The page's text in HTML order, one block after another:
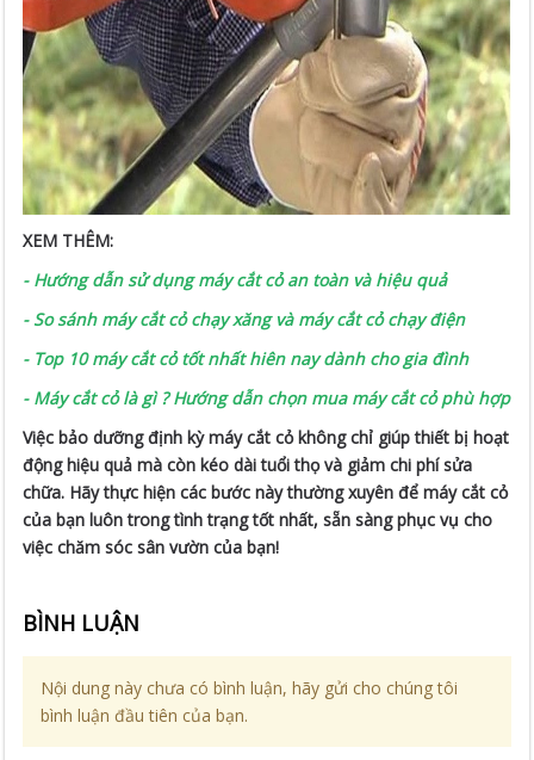
XEM THÊM:
- Hướng dẫn sử dụng máy cắt cỏ an toàn và hiệu quả
-So sánh máy cắt cỏ chạy xăng và máy cắt cỏ chạy điện
- Top 10 máy cắt cỏ tốt nhất hiên nay dành cho gia đình
- Máy cắt cỏ là gì ? Hướng dẫn chọn mua máy cắt cỏ phù hợp
Việc bảo dưỡng định kỳ máy cắt cỏ không chỉ giúp thiết bị hoạt
động hiệu quả mà còn kéo dài tuổi thọ và giảm chi phí sửa
chữa. Hãy thực hiện các bước này thường xuyên để máy cắt cỏ
của bạn luôn trong tình trạng tốt nhất, sẵn sàng phục vụ cho
việc chăm sóc sân vườn của bạn!
BÌNH LUẬN
Nội dung này chưa có bình luận, hãy gửi cho chúng tôi
bình luận đầu tiên của bạn.